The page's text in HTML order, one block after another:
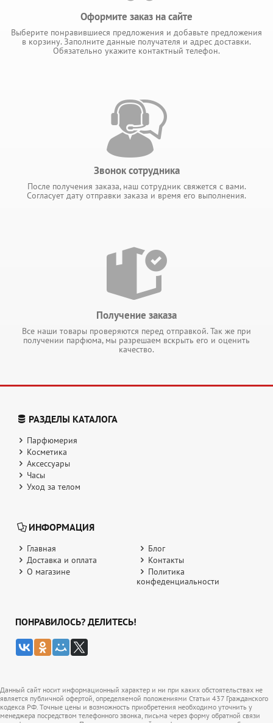
Оформите заказ на сайте
Выберите понравившиеся предложения и добавьте предложения
в корзину. Заполните данные получателя и адрес доставки.
Обязательно укажите контактный телефон.
Звонок сотрудника
После получения заказа, наш сотрудник свяжется с вами.
Согласует дату отправки заказа и время его выполнения.
Получение заказа
Все наши товары проверяются перед отправкой. Так же при
получении парфюма, мы разрешаем вскрыть его и оценить
качество.
РАЗДЕЛЫ КАТАЛОГА
Парфюмерия
Косметика
Аксессуары
Часы
Уход за телом
ИНФОРМАЦИЯ
Главная
Блог
Доставка и оплата
Контакты
О магазине
Политика
конфеденциальности
ПОНРАВИЛОСЬ? ДЕЛИТЕСЬ!
Данный сайт носит информационный характер и ни при каких обстоятельствах не
является публичной офертой, определяемой положениями Статьи 437 Гражданского
кодекса РФ. Точные цены и возможность приобретения необходимо уточнить у
менеджера посредством телефонного звонка, письма через форму обратной связи